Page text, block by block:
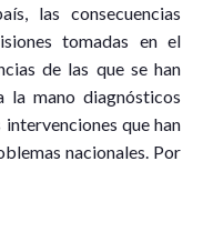
las consecuencias
tomadas en el
de las que se han
la mano diagnósticos
que han
nacionales. Por